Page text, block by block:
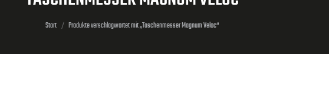
Sie befinden sich hier:
Start Produkte verschlagwortet mit „Taschenmesser Magnum Veloc“